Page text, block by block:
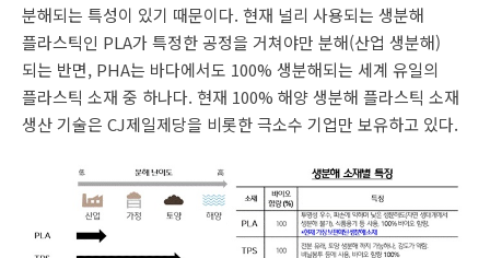
분해되는 특성이 있기 때문이다. 현재 널리 사용되는 생분해
플라스틱인 PLA가 특정한 공정을 거쳐야만 분해(산업 생분해)
되는 반면, PHA는 바다에서도 100% 생분해되는 세계 유일의
플라스틱 소재 중 하나다. 현재 100% 해양 생분해 플라스틱 소재
생산 기술은 CJ제일제당을 비롯한 극소수 기업만 보유하고 있다.